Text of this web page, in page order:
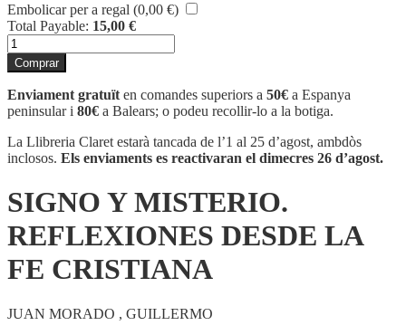
Embolicar per a regal (0,00 €)
Total Payable: 15,00 €
quantitat
de
SIGNO
Y
MISTERIO.
REFLEXIONES
DESDE
LA
Comprar
Enviament gratuït en comandes superiors a 50€ a Espanya
peninsular i 80€ a Balears; o podeu recollir-lo a la botiga.
La Llibreria Claret estarà tancada de l’1 al 25 d’agost, ambdòs
inclosos. Els enviaments es reactivaran el dimecres 26 d’agost.
SIGNO Y MISTERIO.
REFLEXIONES DESDE LA
FE CRISTIANA
JUAN MORADO , GUILLERMO